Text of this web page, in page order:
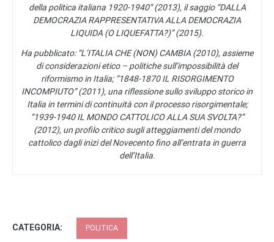
della politica italiana 1920-1940” (2013), il saggio “DALLA
DEMOCRAZIA RAPPRESENTATIVA ALLA DEMOCRAZIA
LIQUIDA (O LIQUEFATTA?)” (2015).
Ha pubblicato: “L’ITALIA CHE (NON) CAMBIA (2010), assieme
di considerazioni etico – politiche sull’impossibilità del
riformismo in Italia; “1848-1870 IL RISORGIMENTO
INCOMPIUTO” (2011), una riflessione sullo sviluppo storico in
Italia in termini di continuità con il processo risorgimentale;
“1939-1940 IL MONDO CATTOLICO ALLA SUA SVOLTA?”
(2012), un profilo critico sugli atteggiamenti del mondo
cattolico dagli inizi del Novecento fino all’entrata in guerra
dell’Italia.
CATEGORIA: POLITICA